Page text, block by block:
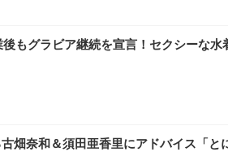
もグラビア継続を宣言！セクシーな
畑奈和＆須田亜香里にアドバイス「と